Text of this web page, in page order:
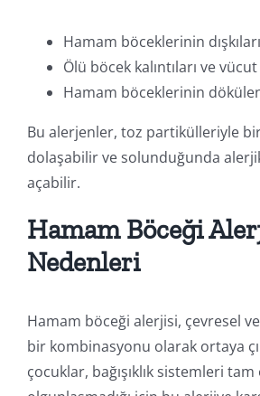
Hamam böceklerinin
Ölü böcek kalıntıları ve
Hamam böceklerinin
Bu alerjenler, toz partikülleriyle
dolaşabilir ve solunduğunda
açabilir.
Hamam Böceği
Nedenleri
Hamam böceği alerjisi, çevresel
bir kombinasyonu olarak ortaya
çocuklar, bağışıklık sistemleri